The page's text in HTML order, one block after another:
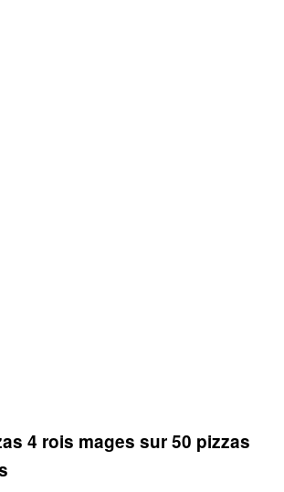
4 rois mages sur 50 pizzas